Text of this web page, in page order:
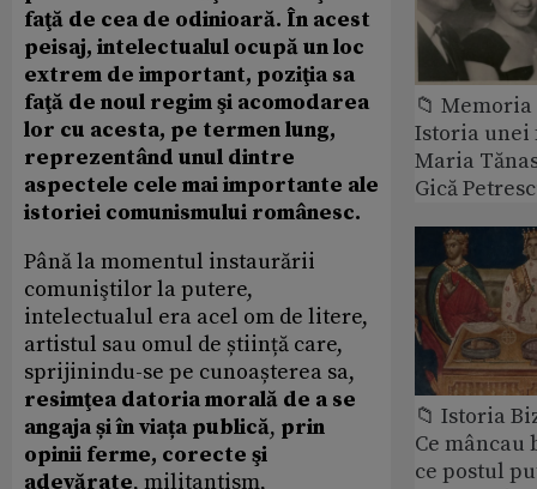
faţă de cea de odinioară. În acest
peisaj, intelectualul ocupă un loc
extrem de important, poziţia sa
faţă de noul regim şi acomodarea
lor cu acesta, pe termen lung,
reprezentând unul dintre
aspectele cele mai importante ale
istoriei comunismului românesc.
Până la momentul instaurării
comuniştilor la putere,
intelectualul era acel om de litere,
artistul sau omul de știință care,
sprijinindu-se pe cunoașterea sa,
resimţea datoria morală de a se
angaja și în viața publică, prin
opinii ferme, corecte şi
adevărate, militantism,
📁
Istoria
Maria
Gică
📁 Istoria
Ce
ce postul